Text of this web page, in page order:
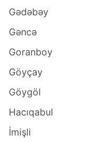
Gədəbəy
Gəncə
Goranboy
Göyçay
Göygöl
Hacıqabul
İmişli